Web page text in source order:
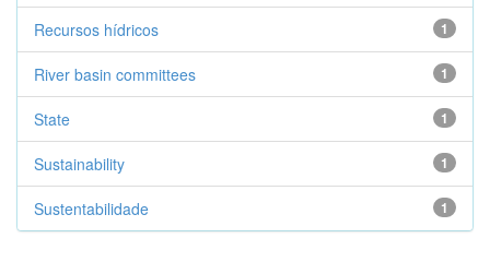
1
Recursos hídricos
1
River basin committees
1
State
1
Sustainability
1
Sustentabilidade